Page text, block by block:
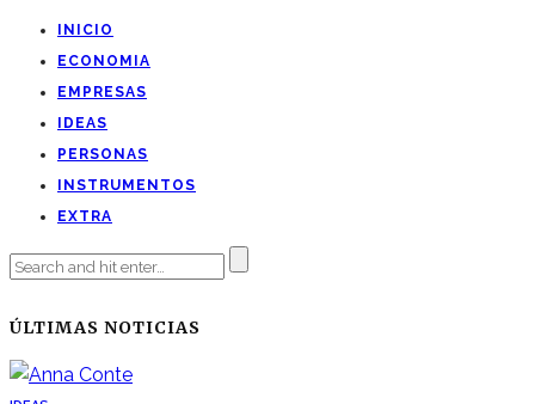
INICIO
ECONOMIA
EMPRESAS
IDEAS
PERSONAS
INSTRUMENTOS
EXTRA
ÚLTIMAS NOTICIAS